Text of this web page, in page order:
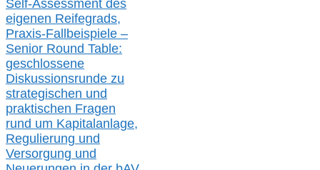
Self-Assessment des
eigenen Reifegrads,
Praxis-Fallbeispiele –
Senior Round Table:
geschlossene
Diskussionsrunde zu
strategischen und
praktischen Fragen
rund um Kapitalanlage,
Regulierung und
Versorgung und